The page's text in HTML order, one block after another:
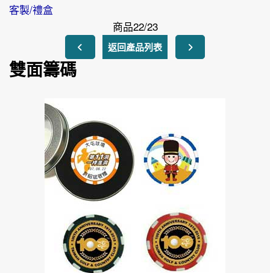
客製/禮盒
商品22/23
返回產品列表
雙面籌碼